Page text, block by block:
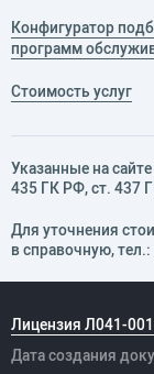
Конфигуратор
программ
Стоимость услуг
Указанные на
435 ГК РФ, cт. 437
Для уточнения
в справочную, тел.:
Лицензия Л041-
Дата создания